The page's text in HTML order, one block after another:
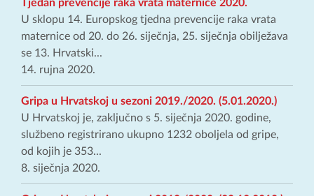
Tjedan prevencije raka vrata maternice 2020.
U sklopu 14. Europskog tjedna prevencije raka vrata
maternice od 20. do 26. siječnja, 25. siječnja obilježava
se 13. Hrvatski...
14. rujna 2020.
Gripa u Hrvatskoj u sezoni 2019./2020. (5.01.2020.)
U Hrvatskoj je, zaključno s 5. siječnja 2020. godine,
službeno registrirano ukupno 1232 oboljela od gripe,
od kojih je 353...
8. siječnja 2020.